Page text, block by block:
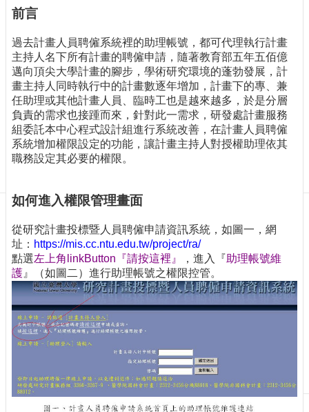
訊
閱/
取
消
網
站
導
覽
最
息
關
於
我
們
版
刊
物
務
服
前言
過去計畫人員聘僱系統裡的助理帳號，都可代理執行計畫
主持人名下所有計畫的聘僱申請，隨著教育部五年五佰億
邁向頂尖大學計畫的腳步，學術研究環境的蓬勃發展，計
畫主持人同時執行中的計畫數逐年增加，計畫下的專、兼
任助理或其他計畫人員、臨時工也是越來越多，於是分層
負責的需求也接踵而來，針對此一需求，研發處計畫服務
組委託本中心程式設計組進行系統改善，在計畫人員聘僱
系統增加權限設定的功能，讓計畫主持人對授權助理依其
職務設定其必要的權限。
如何進入權限管理畫面
從研究計畫投標暨人員聘僱申請資訊系統，如圖一，網
址： https://mis.cc.ntu.edu.tw/project/ra/
點選左上角linkButton『請按這裡』 ，進入『助理帳號維
護 』（如圖二）進行助理帳號之權限控管。